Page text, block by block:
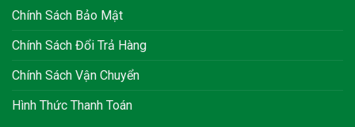
Chính Sách Bảo Mật
Chính Sách Đổi Trả Hàng
Chính Sách Vận Chuyển
Hình Thức Thanh Toán